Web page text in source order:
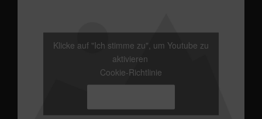
Klicke auf "Ich stimme zu", um Youtube zu
aktivieren
Cookie-Richtlinie